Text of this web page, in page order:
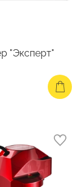
"Эксперт"